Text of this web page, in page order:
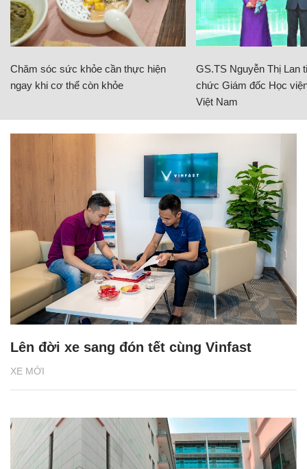
Chăm sóc sức khỏe cần thực hiện
ngay khi cơ thể còn khỏe
GS.TS Nguyễn Thị Lan
chức Giám đốc Học
Việt Nam
XE MỚI
Lên đời xe sang đón tết cùng Vinfast